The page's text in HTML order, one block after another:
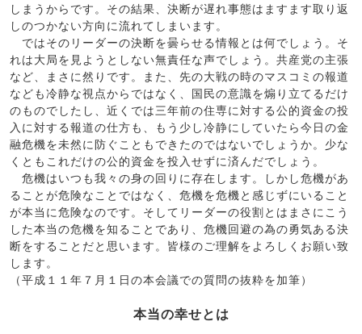
しまうからです。その結果、決断が遅れ事態はますます取り返
しのつかない方向に流れてしまいます。
ではそのリーダーの決断を曇らせる情報とは何でしょう。そ
れは大局を見ようとしない無責任な声でしょう。共産党の主張
など、まさに然りです。また、先の大戦の時のマスコミの報道
なども冷静な視点からではなく、国民の意識を煽り立てるだけ
のものでしたし、近くでは三年前の住専に対する公的資金の投
入に対する報道の仕方も、もう少し冷静にしていたら今日の金
融危機を未然に防ぐこともできたのではないでしょうか。少な
くともこれだけの公的資金を投入せずに済んだでしょう。
危機はいつも我々の身の回りに存在します。しかし危機があ
ることが危険なことではなく、危機を危機と感じずにいること
が本当に危険なのです。そしてリーダーの役割とはまさにこう
した本当の危機を知ることであり、危機回避の為の勇気ある決
断をすることだと思います。皆様のご理解をよろしくお願い致
します。
（平成１１年７月１日の本会議での質問の抜粋を加筆）
本当の幸せとは